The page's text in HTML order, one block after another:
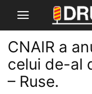
CNAIR a
celui de-al
– Ruse.